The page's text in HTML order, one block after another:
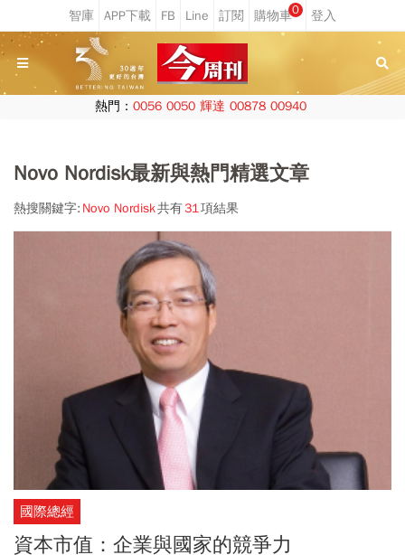
0
熱門： 0056 0050 輝達 00878 00940
Novo Nordisk最新與熱門精選文章
熱搜關鍵字: Novo Nordisk共有31項結果
國際總經
資本市值：企業與國家的競爭力